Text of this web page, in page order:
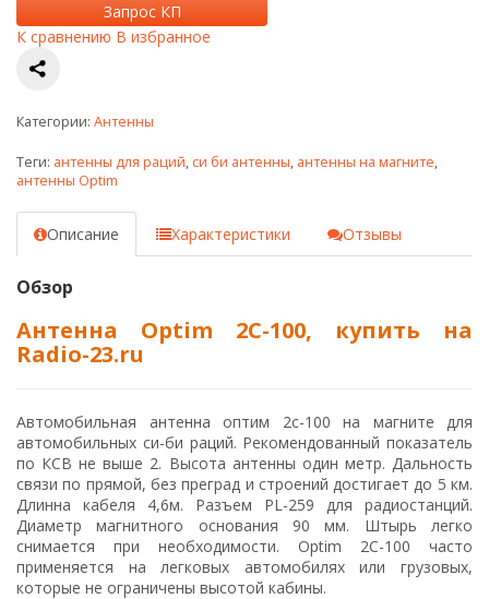
Запрос КП
К сравнению В избранное
Категории: Антенны
Теги: антенны для раций, си би антенны, антенны на магните,
антенны Optim
Описание Характеристики Отзывы
Обзор
Антенна Optim 2C-100, купить на
Radio-23.ru
Автомобильная антенна оптим 2с-100 на магните для
автомобильных си-би раций. Рекомендованный показатель
по КСВ не выше 2. Высота антенны один метр. Дальность
связи по прямой, без преград и строений достигает до 5 км.
Длинна кабеля 4,6м. Разъем PL-259 для радиостанций.
Диаметр магнитного основания 90 мм. Штырь легко
снимается при необходимости. Optim 2C-100 часто
применяется на легковых автомобилях или грузовых,
которые не ограничены высотой кабины.